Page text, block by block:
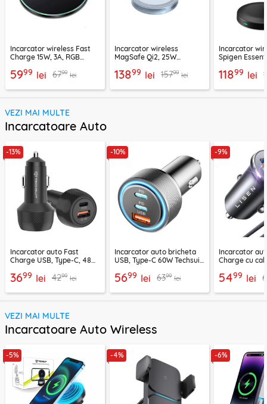
Incarcator wireless Fast
Charge 15W, 3A, RGB
CHWR031
5999 lei 6799 lei
Incarcator wireless
MagSafe Qi2, 25W
13899 lei 15799 lei
Incarcator
Spigen
11899 lei
VEZI MAI MULTE
Incarcatoare Auto
-13%
Incarcator auto Fast
Charge USB, Type-C, 48W
3699 lei 4299 lei
-10%
Incarcator auto bricheta
USB, Type-C 60W Techsuit
5699 lei 6399 lei
-9%
Incarcator
Charge cu
5499 lei
VEZI MAI MULTE
Incarcatoare Auto Wireless
-5% -4% -6%